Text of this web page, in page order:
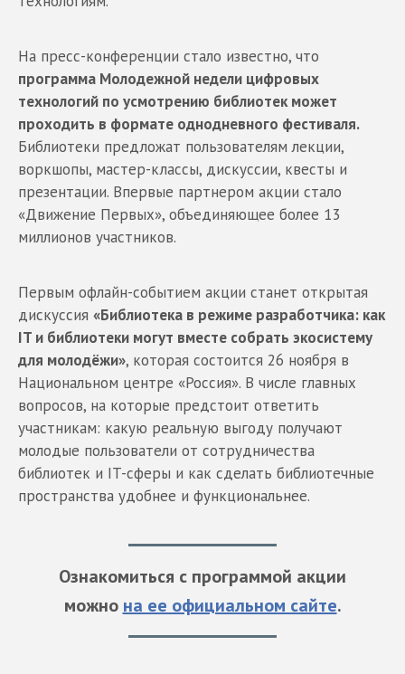
На пресс-конференции стало известно, что
программа Молодежной недели цифровых
технологий по усмотрению библиотек может
проходить в формате однодневного фестиваля.
Библиотеки предложат пользователям лекции,
воркшопы, мастер-классы, дискуссии, квесты и
презентации. Впервые партнером акции стало
«Движение Первых», объединяющее более 13
миллионов участников.
Первым офлайн-событием акции станет открытая
дискуссия «Библиотека в режиме разработчика: как
IT и библиотеки могут вместе собрать экосистему
для молодёжи», которая состоится 26 ноября в
Национальном центре «Россия». В числе главных
вопросов, на которые предстоит ответить
участникам: какую реальную выгоду получают
молодые пользователи от сотрудничества
библиотек и IT-сферы и как сделать библиотечные
пространства удобнее и функциональнее.
Ознакомиться с программой акции
можно на ее официальном сайте.